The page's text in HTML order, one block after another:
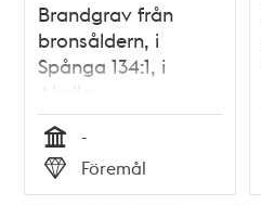
Brandgrav från
bronsåldern, i
Spånga 134:1, i
Akalla.
Tid
-
Typ
Föremål